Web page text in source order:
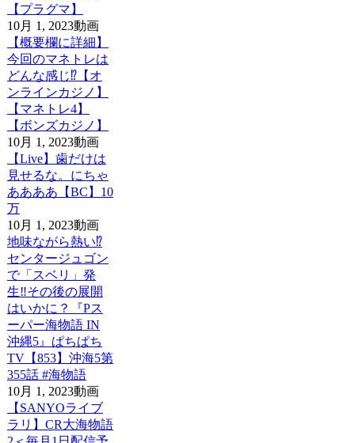
【プラグマ】
10月 1, 2023動画
【概要欄に詳細】
今回のマネトレは
どんな感じ⁉【オ
ンラインカジノ】
【マネトレ4】
【ボンズカジノ】
10月 1, 2023動画
【Live】歯だけは
見せるな。にちゃ
ああああ【BC】10
万
10月 1, 2023動画
地味ながら熱い⁉️
センタージュゴン
で「スベリ」発
生‼️その後の展開
はいかに？『Pス
ーパー海物語 IN
沖縄5』ぱちぱち
TV【853】沖海5第
355話 #海物語
10月 1, 2023動画
【SANYOライブ
ラリ】CR大海物語